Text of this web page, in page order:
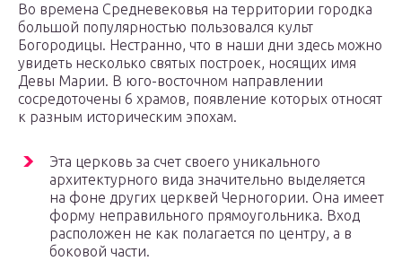
Во времена Средневековья на территории городка
большой популярностью пользовался культ
Богородицы. Нестранно, что в наши дни здесь можно
увидеть несколько святых построек, носящих имя
Девы Марии. В юго-восточном направлении
сосредоточены 6 храмов, появление которых относят
к разным историческим эпохам.
Эта церковь за счет своего уникального
архитектурного вида значительно выделяется
на фоне других церквей Черногории. Она имеет
форму неправильного прямоугольника. Вход
расположен не как полагается по центру, а в
боковой части.